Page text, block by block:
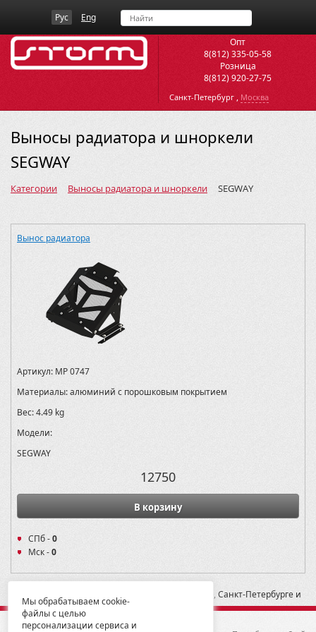
Рус Eng
Опт
8(812) 335-05-58
Розница
8(812) 920-27-75
Санкт-Петербург , Москва
Выносы радиатора и шноркели
SEGWAY
Категории Выносы радиатора и шноркели SEGWAY
Вынос радиатора
Артикул: MP 0747
Материалы:алюминий с порошковым покрытием
Вес:4.49 kg
Модели:
SEGWAY
12750
В корзину
СПб -0
Мск -0
* -- Рекомендованная розничная цена в Москве, Санкт-Петербурге и
Екатеринбурге
Мы обрабатываем cookie-
файлы с целью
персонализации сервиса и